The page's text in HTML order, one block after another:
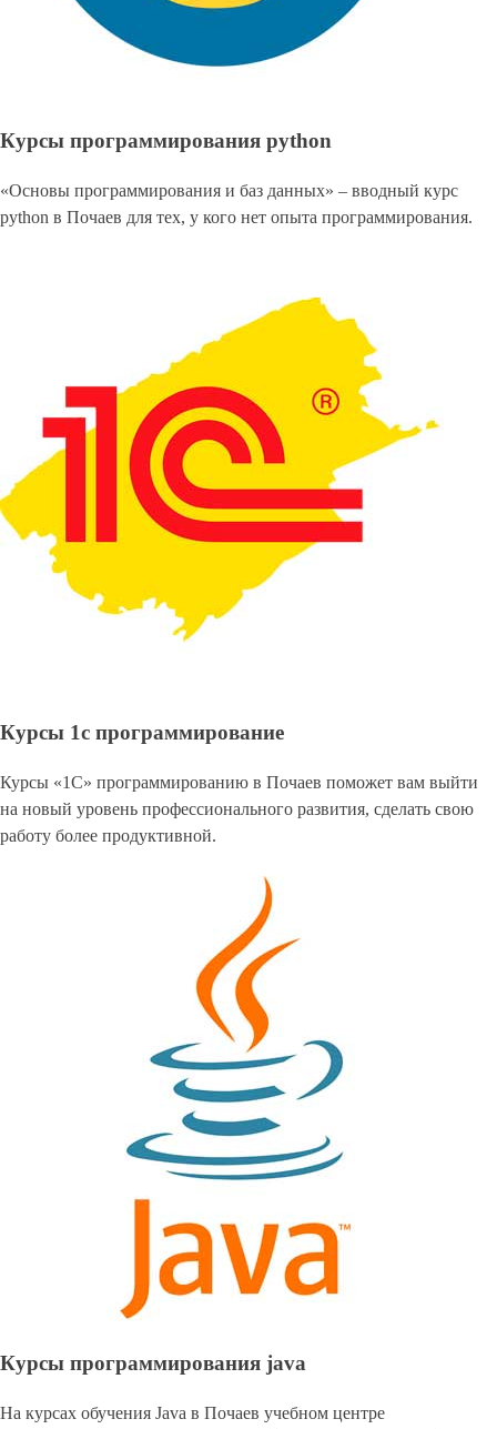
Курсы программирования python
«Основы программирования и баз данных» – вводный курс
python в Почаев для тех, у кого нет опыта программирования.
Курсы 1с программирование
Курсы «1С» программированию в Почаев поможет вам выйти
на новый уровень профессионального развития, сделать свою
работу более продуктивной.
Курсы программирования java
На курсах обучения Java в Почаев учебном центре